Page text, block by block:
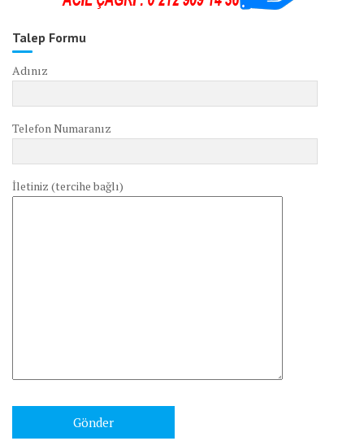
Talep Formu
Adınız
Telefon Numaranız
İletiniz (tercihe bağlı)